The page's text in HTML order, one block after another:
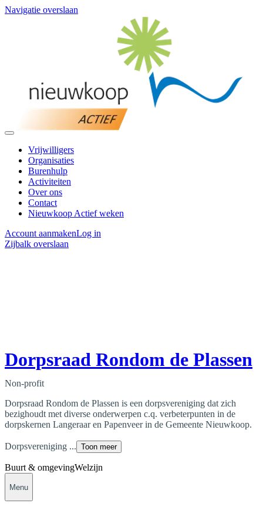
Navigatie overslaan
Vrijwilligers
Organisaties
Burenhulp
Activiteiten
Over ons
Contact
Nieuwkoop Actief weken
Account aanmakenLog in
Zijbalk overslaan
Dorpsraad Rondom de Plassen
Non-profit
Dorpsraad Rondom de Plassen is een dorpsvereniging dat zich
bezighoudt met diverse onderwerpen c.q. verbeterpunten in de
dorpskernen Langeraar en Papenveer in de Gemeente Nieuwkoop.
Dorpsvereniging ... Toon meer
Buurt & omgevingWelzijn
Menu